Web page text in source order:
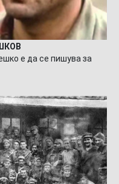
е да се пишува за